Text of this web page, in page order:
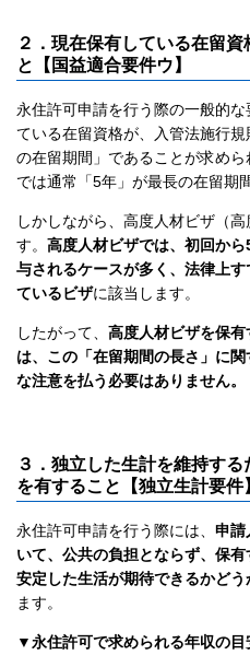
２．現在保有している在留
と【国益適合要件ウ】
永住許可申請を行う際の一般的
ている在留資格が、入管法施行
の在留期間」であることが求め
では通常「5年」が最長の在留期
しかしながら、高度人材ビザ（
す。 高度人材ビザでは、初回か
与されるケースが多く、法律上
ているビザに該当します。
したがって、 高度人材ビザを保
は、この「在留期間の長さ」に
な注意を払う必要はありません。
３．独立した生計を維持す
を有すること【独立生計要件】
永住許可申請を行う際には、 申請
いて、公共の負担とならず、保
安定した生活が期待できるかどう
ます。
▼永住許可で求められる年収の目